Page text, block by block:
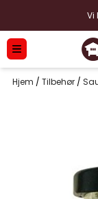
Vi
Hjem / Tilbehør /